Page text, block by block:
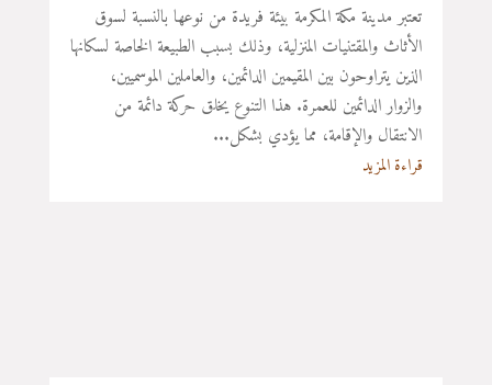
تعتبر مدينة مكة المكرمة بيئة فريدة من نوعها بالنسبة لسوق
الأثاث والمقتنيات المنزلية، وذلك بسبب الطبيعة الخاصة لسكانها
الذين يتراوحون بين المقيمين الدائمين، والعاملين الموسميين،
والزوار الدائمين للعمرة. هذا التنوع يخلق حركة دائمة من
الانتقال والإقامة، مما يؤدي بشكل...
قراءة المزيد